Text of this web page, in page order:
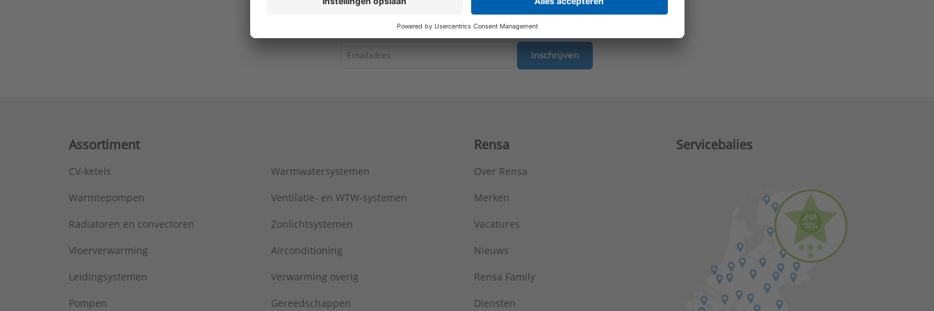
Inschrijven
Assortiment
CV-ketels
Warmtepompen
Radiatoren en convectoren
Vloerverwarming
Leidingsystemen
Pompen
Warmwatersystemen
Ventilatie- en WTW-systemen
Zonlichtsystemen
Airconditioning
Verwarming overig
Gereedschappen
Rensa
Over Rensa
Merken
Vacatures
Nieuws
Rensa Family
Diensten
Servicebalies